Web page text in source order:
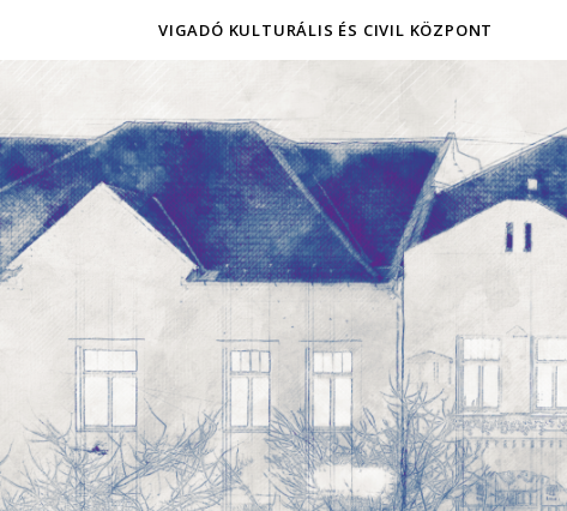
VIGADÓ KULTURÁLIS ÉS CIVIL KÖZPONT